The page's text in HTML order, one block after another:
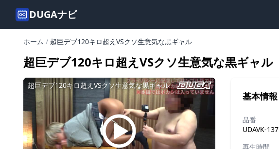
DUGAナビ
ホーム / 超巨デブ120キロ超えVSクソ生意気な黒ギャル
超巨デブ120キロ超えVSクソ生意気な黒ギャル
基本情報
品番
UDAVK-137
再生時間